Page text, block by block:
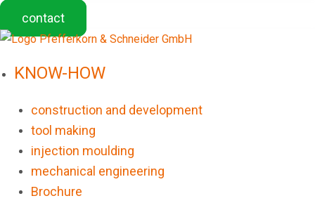
contact
KNOW-HOW
construction and development
tool making
injection moulding
mechanical engineering
Brochure